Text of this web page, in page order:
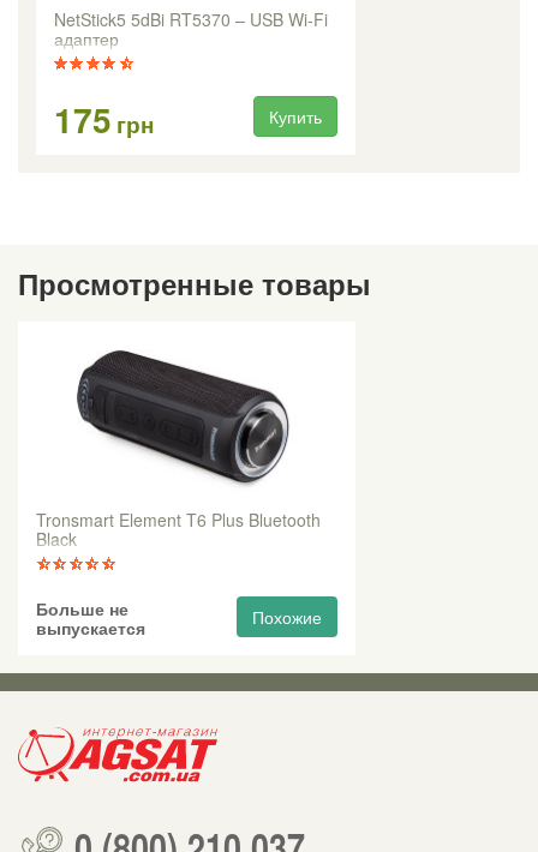
NetStick5 5dBi RT5370 – USB Wi-Fi
адаптер
175 грн Купить
Просмотренные товары
Tronsmart Element T6 Plus Bluetooth
Black
Больше не
выпускается
Похожие